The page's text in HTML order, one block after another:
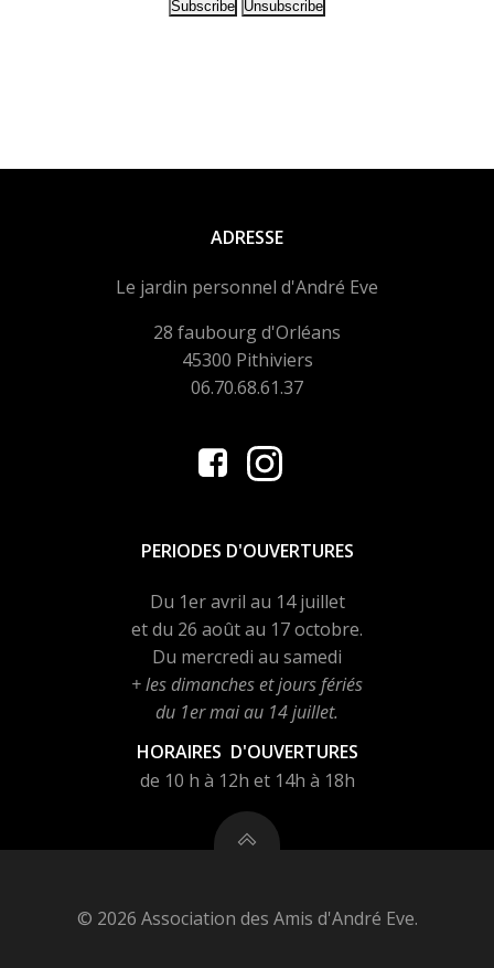
ADRESSE
Le jardin personnel d'André Eve
28 faubourg d'Orléans
45300 Pithiviers
06.70.68.61.37
PERIODES D'OUVERTURES
Du 1er avril au 14 juillet
et du 26 août au 17 octobre.
Du mercredi au samedi
+ les dimanches et jours fériés
du 1er mai au 14 juillet.
HORAIRES D'OUVERTURES
de 10 h à 12h et 14h à 18h
© 2026 Association des Amis d'André Eve.